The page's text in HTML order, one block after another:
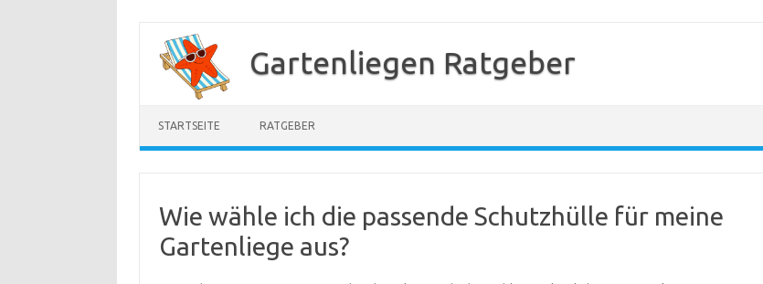
Inhalt
springen
Gartenliegen Ratgeber
STARTSEITE RATGEBER
Wie wähle ich die passende Schutzhülle für meine
Gartenliege aus?